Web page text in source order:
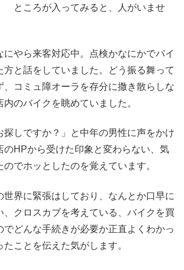
ところが入ってみると、人がいませ
にやら来客対応中。点検かなにかでバイ
方と話をしていました。どう振る舞って
、コミュ障オーラを存分に撒き散らしな
のバイクを眺めていました。
探しですか？」と中年の男性に声をかけ
のHPから受けた印象と変わらない、気
でホッとしたのを覚えています。
世界に緊張はしており、なんとか口早に
、クロスカブを考えている、バイクを買
でどんな手続きが必要か正直よくわかっ
ことを伝えた気がします。